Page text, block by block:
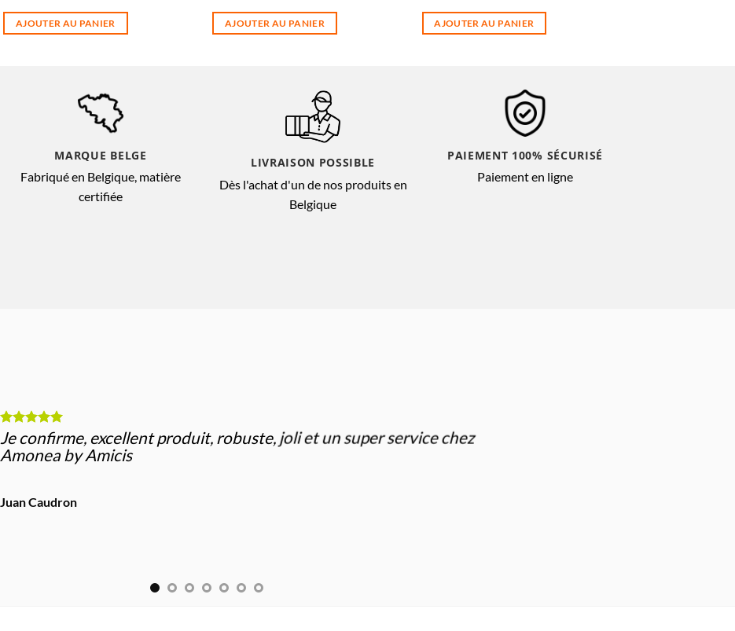
AJOUTER AU PANIER AJOUTER AU PANIER AJOUTER AU PANIER
MARQUE BELGE
Fabriqué en Belgique, matière
certifiée
LIVRAISON POSSIBLE
Dès l'achat d'un de nos produits en
Belgique
PAIEMENT 100% SÉCURISÉ
Paiement en ligne
Je confirme, excellent produit, robuste, joli et un super service chez
Amonea by Amicis
Juan Caudron